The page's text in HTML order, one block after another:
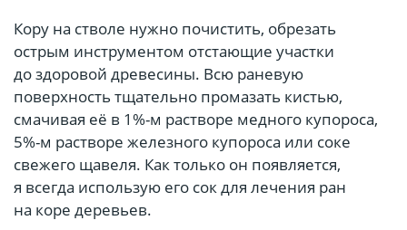
Кору на стволе нужно почистить, обрезать
острым инструментом отстающие участки
до здоровой древесины. Всю раневую
поверхность тщательно промазать кистью,
смачивая её в 1%-м растворе медного купороса,
5%-м растворе железного купороса или соке
свежего щавеля. Как только он появляется,
я всегда использую его сок для лечения ран
на коре деревьев.